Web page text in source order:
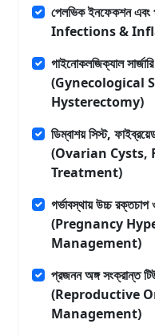
পেলভিক ইনফেকশন
Infections &
গাইনোকলজিক্যাল
(Gynecological
Hysterectomy)
ডিম্বাশয় সিস্ট,
(Ovarian Cysts,
Treatment)
গর্ভাবস্থায় উচ্চ রক্তচাপ
(Pregnancy
Management)
প্রজনন অঙ্গ সংক্রান্ত
(Reproductive
Management)